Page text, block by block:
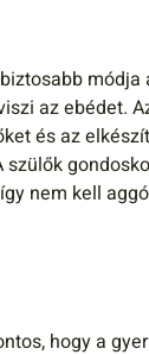
az ebédet.
és az
szülők
nem kell
hogy a